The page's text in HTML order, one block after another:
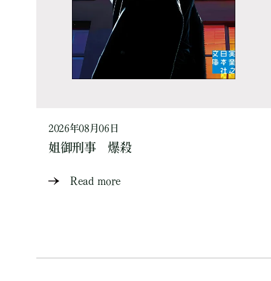
2026年08月06日
姐御刑事 爆殺
Read more